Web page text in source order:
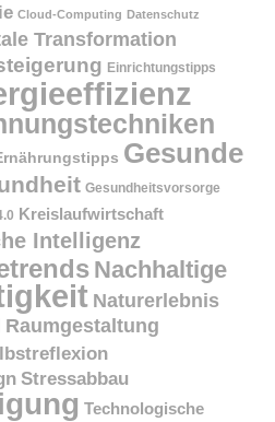
Cloud-Computing Datenschutz
Transformation
Einrichtungstipps
Gesunde
Gesundheitsvorsorge
Kreislaufwirtschaft
Intelligenz
Nachhaltige
Naturerlebnis
Raumgestaltung
Stressabbau
Technologische